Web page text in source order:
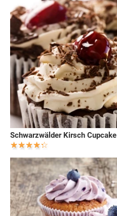
Schwarzwälder Kirsch Cupcake